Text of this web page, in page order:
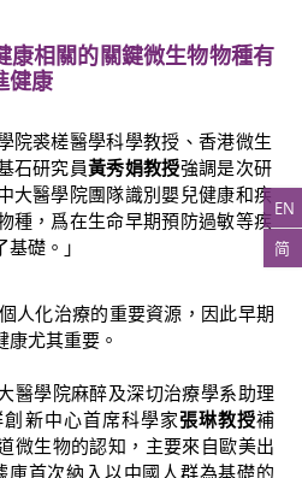
EN
简
康相關的關鍵微生物物種有
健康
院裘槎醫學科學教授、香港微生
石研究員黃秀娟教授強調是次研
大醫學院團隊識別嬰兒健康和疾
種，爲在生命早期預防過敏等疾
礎。」
人化治療的重要資源，因此早期
康尤其重要。
醫學院麻醉及深切治療學系助理
新中心首席科學家張琳教授補
微生物的認知，主要來自歐美出
庫首次納入以中國人群為基礎的